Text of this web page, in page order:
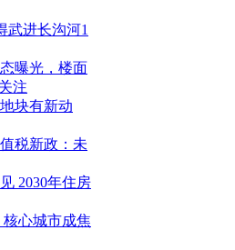
武进长沟河1
曝光，楼面
注
块有新动
税新政：未
2030年住房
心城市成焦